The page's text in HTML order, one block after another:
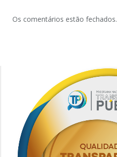
Os comentários estão fechados.